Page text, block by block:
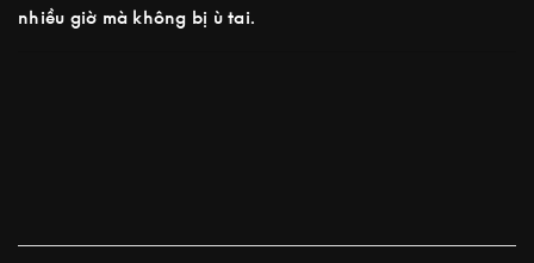
nhiều giờ mà không bị ù tai.